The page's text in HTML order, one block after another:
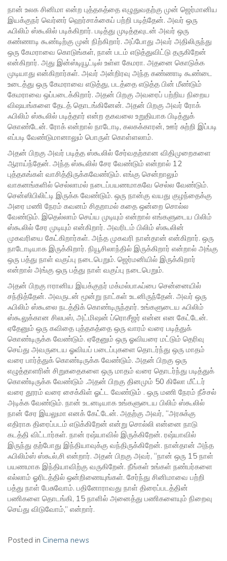
நான் உலக சினிமா என்ற புத்தகத்தை எழுதுவதற்கு முன் ஜெர்மானிய
இயக்குநர் வெர்னர் ஹெர்சாக்கைப் பற்றி படித்தேன். அவர் ஒரு
ஃபிலிம் ஸ்கூலில் படிக்கிறார். படித்து முடித்தவுடன் அவர் ஒரு
கண்ணாடி கூண்டிற்கு முன் நிற்கிறார். அப்போது அவர் அதிலிருந்து
ஒரு கேமராவை கொடுங்கள், நான் படம் எடுத்துவிட்டு தருகிறேன்
என்கிறார். அது இன்ஸ்டியூட்டில் உள்ள கேமரா. அதனை கொடுக்க
முடியாது என்கிறார்கள். அவர் அன்றிரவு அந்த கண்ணாடி கூண்டை
உடைத்து ஒரு கேமராவை எடுத்து, படத்தை எடுத்த பின் மீண்டும்
கேமராவை ஒப்படைக்கிறார். அதன் பிறகு அவரைப் பற்றிய நிறைய
விஷயங்களை தேடத் தொடங்கினேன். அதன் பிறகு அவர் ரோக்
ஃபிலிம் ஸ்கூலில் படித்தார் என்ற தகவலை உறுதியாக பிடித்துக்
கொண்டேன். ரோக் என்றால் நாடோடி, கலகக்காரன், ஊர் சுற்றி இப்படி
எப்படி வேண்டுமானாலும் பொருள் கொள்ளலாம்.
அதன் பிறகு அவர் படித்த ஸ்கூலில் சேர்வதற்கான விதிமுறைகளை
ஆராய்ந்தேன். அந்த ஸ்கூலில் சேர வேண்டும் என்றால் 12
புத்தகங்கள் வாசித்திருக்கவேண்டும். எங்கு சென்றாலும்
வாகனங்களில் செல்லாமல் நடைப்பயணமாகவே செல்ல வேண்டும்.
சென்ஸிபிலிட்டி இருக்க வேண்டும். ஒரு நான்கு வயது குழந்தைக்கு
அரை மணி நேரம் கவனம் சிதறாமல் கதை ஒன்றை சொல்ல
வேண்டும். இதெல்லாம் செய்ய முடியும் என்றால் எங்களுடைய பிலிம்
ஸ்கூலில் சேர முடியும் என்கிறார். அவரிடம்‌ பிலிம் ஸ்கூலின்
முகவரியை கேட்கிறார்கள். அந்த முகவரி நான்தான் என்கிறார். ஒரு
நாடோடியாக இருக்கிறார். நியூசிலாந்தில் இருக்கிறார் என்றால் அங்கு
ஒரு பத்து நாள் வகுப்பு நடைபெறும். ஜெர்மனியில் இருக்கிறார்
என்றால் அங்கு ஒரு பத்து நாள் வகுப்பு நடைபெறும்.
அதன் பிறகு ஈரானிய இயக்குநர் மக்மல்பாஃப்பை சென்னையில்
சந்தித்தேன். அவருடன் மூன்று நாட்கள் உடனிருந்தேன். அவர் ஒரு
ஃபிலிம் ஸ்கூலை நடத்திக் கொண்டிருந்தார். உங்களுடைய ஃபிலிம்
ஸ்கூலுக்கான சிலபஸ், அட்மிஷன் ப்ரொசீஜர் என்ன என கேட்டேன்.
ஏதேனும் ஒரு கவிதை புத்தகத்தை ஒரு வாரம் வரை படித்துக்
கொண்டிருக்க வேண்டும். ஏதேனும் ஒரு ஓவியரை மட்டும் தெரிவு
செய்து அவருடைய ஓவியப் படைப்புகளை தொடர்ந்து ஒரு மாதம்
வரை பார்த்துக் கொண்டிருக்க வேண்டும். அதன் பிறகு ஒரு
எழுத்தாளரின் சிறுகதைகளை ஒரு மாதம் வரை தொடர்ந்து படித்துக்
கொண்டிருக்க வேண்டும் .அதன் பிறகு தினமும் 50 கிலோ மீட்டர்
வரை தூரம் வரை சைக்கிள் ஓட்ட வேண்டும் . ஒரு மணி நேரம் நீச்சல்
அடிக்க வேண்டும். நான் உடனடியாக உங்களுடைய பிலிம் ஸ்கூலில்
நான் சேர இயலுமா எனக் கேட்டேன். அதற்கு அவர், “அரசுக்கு
எதிராக திரைப்படம் எடுக்கிறேன் என்று சொல்லி என்னை நாடு
கடத்தி விட்டார்கள். நான் ரஷ்யாவில் இருக்கிறேன். ரஷ்யாவில்
இருந்து தற்போது இந்தியாவுக்கு வந்திருக்கிறேன். நான்தான் அந்த
ஃபிலிம்ஸ் ஸ்கூல்,சி என்றார். அதன் பிறகு அவர், “நான் ஒரு 15 நாள்
பயணமாக இந்தியாவிற்கு வருகிறேன். நீங்கள் உங்கள் நண்பர்களை
எல்லாம் ஓரிடத்தில் ஒன்றிணையுங்கள். சேர்ந்து சினிமாவை பற்றி
பத்து நாள் பேசுவோம். பதினோராவது நாள் திரைப்படத்தின்
பணிகளை தொடங்கி, 15 நாளில் அனைத்து பணிகளையும் நிறைவு
செய்து விடுவோம்,” என்றார்.
Posted in Cinema news